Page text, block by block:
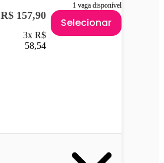
1 vaga disponível
R$ 157,90
3x R$
58,54
Selecionar